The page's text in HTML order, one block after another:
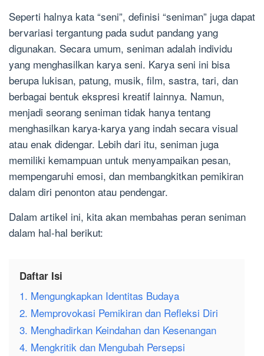
Seperti halnya kata “seni”, definisi “seniman” juga dapat
bervariasi tergantung pada sudut pandang yang
digunakan. Secara umum, seniman adalah individu
yang menghasilkan karya seni. Karya seni ini bisa
berupa lukisan, patung, musik, film, sastra, tari, dan
berbagai bentuk ekspresi kreatif lainnya. Namun,
menjadi seorang seniman tidak hanya tentang
menghasilkan karya-karya yang indah secara visual
atau enak didengar. Lebih dari itu, seniman juga
memiliki kemampuan untuk menyampaikan pesan,
mempengaruhi emosi, dan membangkitkan pemikiran
dalam diri penonton atau pendengar.
Dalam artikel ini, kita akan membahas peran seniman
dalam hal-hal berikut:
Daftar Isi
1. Mengungkapkan Identitas Budaya
2. Memprovokasi Pemikiran dan Refleksi Diri
3. Menghadirkan Keindahan dan Kesenangan
4. Mengkritik dan Mengubah Persepsi